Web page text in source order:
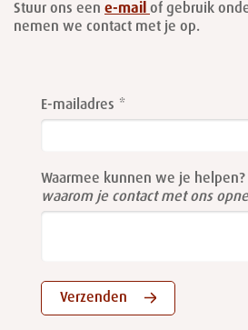
Stuur ons een e-mail of gebruik
nemen we contact met je op.
this
field
E-mailadres
Waarmee kunnen we je helpen?
waarom je contact met ons
Verzenden